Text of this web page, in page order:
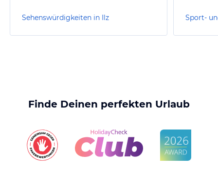
Sehenswürdigkeiten in Ilz Sport-
Finde Deinen perfekten Urlaub